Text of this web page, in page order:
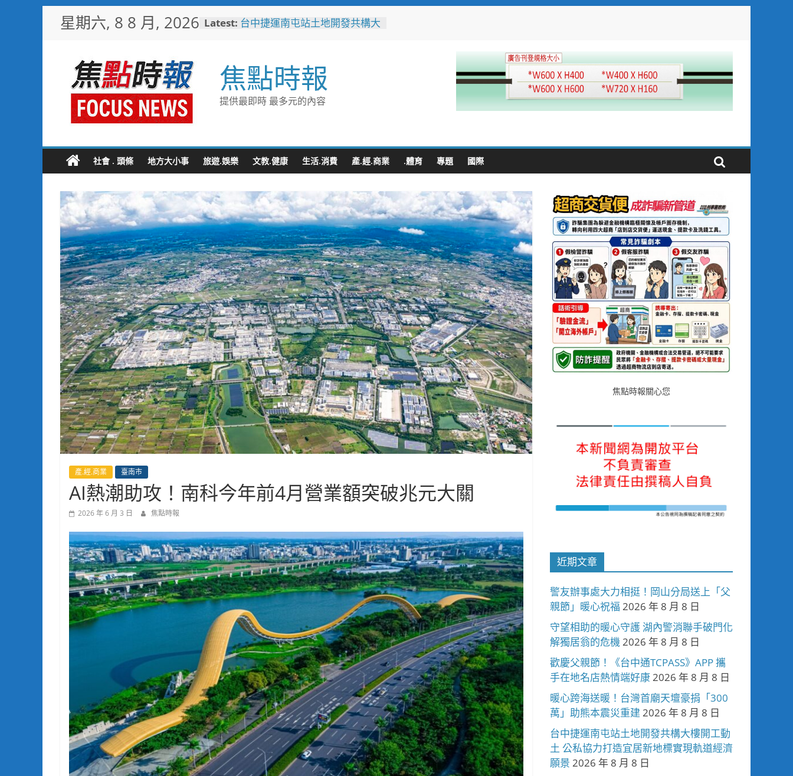
星期六, 8 8 月, 2026 Latest: 台中捷運南屯站土地開發共構大
送上「父親節」暖心祝福
守望相助的暖心守護 湖內警消
聯手破門化解獨居翁的危機
歡慶父親節！《台中通
捐「300萬」助熊本震災重建
焦點時報
提供最即時 最多元的內容
社會 . 頭條 地方大小事 旅遊.娛樂 文教.健康 生活.消費 產.經.商業 .體育 專題 國際
產.經.商業 臺南市
AI熱潮助攻！南科今年前4月營業額突破兆元大關
2026 年 6 月 3 日 焦點時報
焦點時報關心您
近期文章
警友辦事處大力相挺！岡山分局送上「父
親節」暖心祝福 2026 年 8 月 8 日
守望相助的暖心守護 湖內警消聯手破門化
解獨居翁的危機2026 年 8 月 8 日
歡慶父親節！《台中通TCPASS》APP 攜
手在地名店熱情端好康2026 年 8 月 8 日
暖心跨海送暖！台灣首廟天壇豪捐「300
萬」助熊本震災重建 2026 年 8 月 8 日
台中捷運南屯站土地開發共構大樓開工動
土 公私協力打造宜居新地標實現軌道經濟
願景 2026 年 8 月 8 日